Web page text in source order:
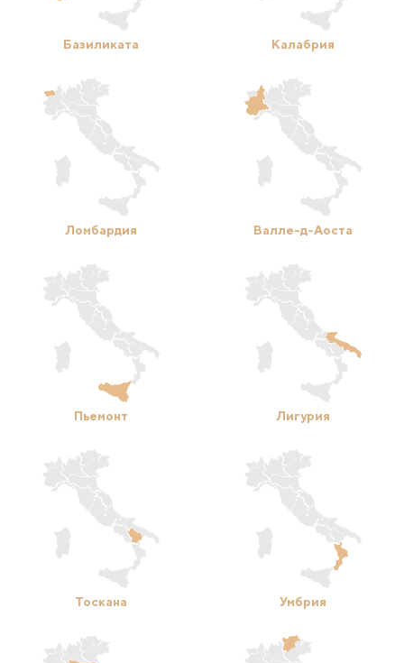
Базиликата Калабрия
Ломбардия Валле-д-Аоста
Пьемонт Лигурия
Тоскана Умбрия